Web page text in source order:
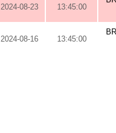
2024-08-23 13:45:00
2024-08-16 13:45:00